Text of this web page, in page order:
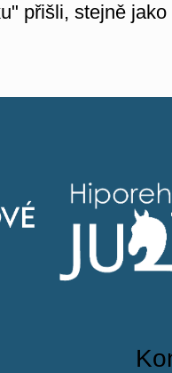
přišli, stejně